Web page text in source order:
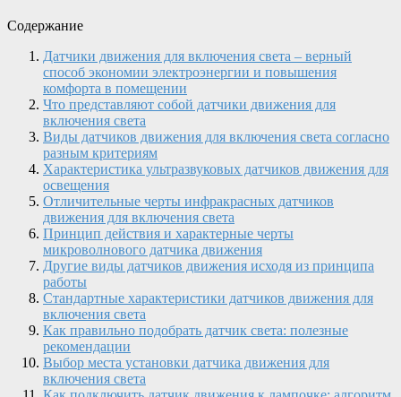
Содержание
Датчики движения для включения света – верный
способ экономии электроэнергии и повышения
комфорта в помещении
Что представляют собой датчики движения для
включения света
Виды датчиков движения для включения света согласно
разным критериям
Характеристика ультразвуковых датчиков движения для
освещения
Отличительные черты инфракрасных датчиков
движения для включения света
Принцип действия и характерные черты
микроволнового датчика движения
Другие виды датчиков движения исходя из принципа
работы
Стандартные характеристики датчиков движения для
включения света
Как правильно подобрать датчик света: полезные
рекомендации
Выбор места установки датчика движения для
включения света